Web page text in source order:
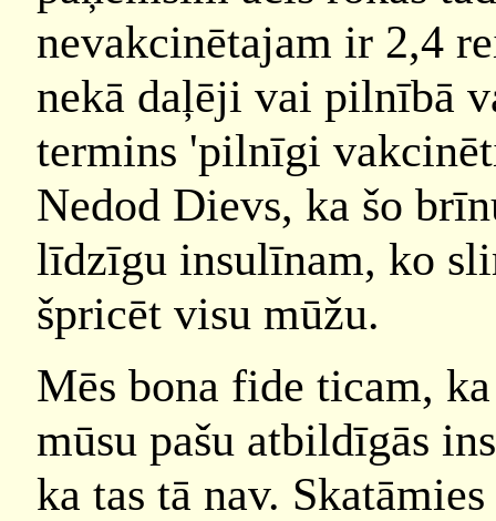
nevakcinētajam ir 2,4
nekā daļēji vai pilnībā
termins 'pilnīgi
Nedod Dievs, ka šo
līdzīgu insulīnam, ko
špricēt visu mūžu.
Mēs bona fide ticam,
mūsu pašu atbildīgās
ka tas tā nav.